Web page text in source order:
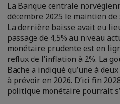
La Banque centrale
décembre 2025 le maintien de
La dernière baisse avait eu
passage de 4,5% au niveau
monétaire prudente est en
reflux de l’inflation à 2%. La
Bache a indiqué qu’une à
à prévoir en 2026. D’ici fin
politique monétaire pourrait